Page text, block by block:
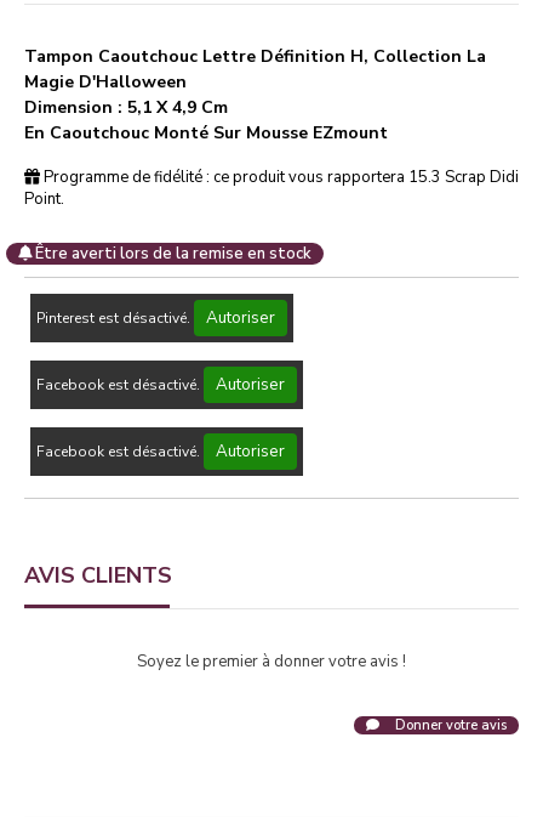
Tampon Caoutchouc Lettre Définition H, Collection La
Magie D'Halloween
Dimension : 5,1 X 4,9 Cm
En Caoutchouc Monté Sur Mousse EZmount
Programme de fidélité : ce produit vous rapportera 15.3 Scrap Didi
Point.
Être averti lors de la remise en stock
Pinterest est désactivé. Autoriser
Facebook est désactivé. Autoriser
Facebook est désactivé. Autoriser
AVIS CLIENTS
Soyez le premier à donner votre avis !
Donner votre avis